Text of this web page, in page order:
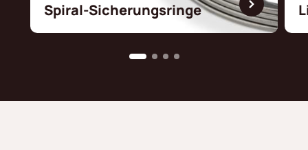
Spiral-Sicherungsringe